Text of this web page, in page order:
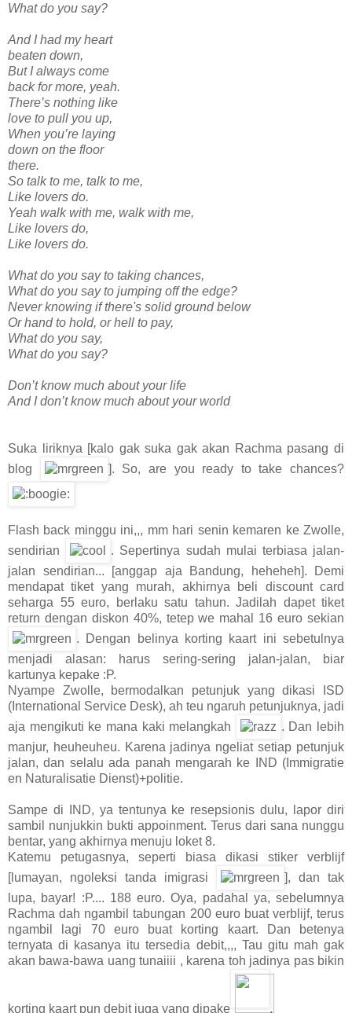
What do you say?
And I had my heart
beaten down,
But I always come
back for more, yeah.
There’s nothing like
love to pull you up,
When you’re laying
down on the floor
there.
So talk to me, talk to me,
Like lovers do.
Yeah walk with me, walk with me,
Like lovers do,
Like lovers do.
What do you say to taking chances,
What do you say to jumping off the edge?
Never knowing if there's solid ground below
Or hand to hold, or hell to pay,
What do you say,
What do you say?
Don’t know much about your life
And I don’t know much about your world
Suka liriknya [kalo gak suka gak akan Rachma pasang di
blog
]. So, are you ready to take chances?
Flash back minggu ini,,, mm hari senin kemaren ke Zwolle,
sendirian
. Sepertinya sudah mulai terbiasa jalan-
jalan sendirian... [anggap aja Bandung, heheheh]. Demi
mendapat tiket yang murah, akhirnya beli discount card
seharga 55 euro, berlaku satu tahun. Jadilah dapet tiket
return dengan diskon 40%, tetep we mahal 16 euro sekian
. Dengan belinya korting kaart ini sebetulnya
menjadi alasan: harus sering-sering jalan-jalan, biar
kartunya kepake :P.
Nyampe Zwolle, bermodalkan petunjuk yang dikasi ISD
(International Service Desk), ah teu ngaruh petunjuknya, jadi
aja mengikuti ke mana kaki melangkah
. Dan lebih
manjur, heuheuheu. Karena jadinya ngeliat setiap petunjuk
jalan, dan selalu ada panah mengarah ke IND (Immigratie
en Naturalisatie Dienst)+politie.
Sampe di IND, ya tentunya ke resepsionis dulu, lapor diri
sambil nunjukkin bukti appoinment. Terus dari sana nunggu
bentar, yang akhirnya menuju loket 8.
Katemu petugasnya, seperti biasa dikasi stiker verblijf
[lumayan, ngoleksi tanda imigrasi
], dan tak
lupa, bayar! :P.... 188 euro. Oya, padahal ya, sebelumnya
Rachma dah ngambil tabungan 200 euro buat verblijf, terus
ngambil lagi 70 euro buat korting kaart. Dan betenya
ternyata di kasanya itu tersedia debit,,,, Tau gitu mah gak
akan bawa-bawa uang tunaiiii , karena toh jadinya pas bikin
korting kaart pun debit juga yang dipake .